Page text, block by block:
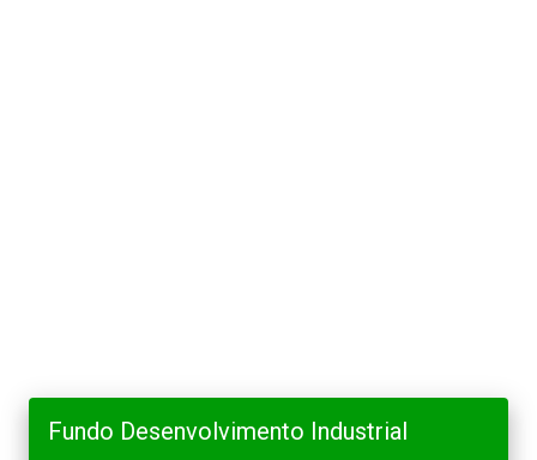
Fundo Desenvolvimento Industrial